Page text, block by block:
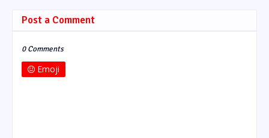
Post a Comment
0 Comments
Emoji